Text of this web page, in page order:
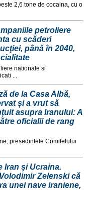
2,6 tone de cocaina, cu o
petroliere
cu scăderi
până în 2040,
nationale si
...
de la Casa Albă,
și a vrut să
asupra Iranului: A
oficialii de rang
presedintele Comitetului
Iran și Ucraina.
Zelenski că
unei nave iraniene,